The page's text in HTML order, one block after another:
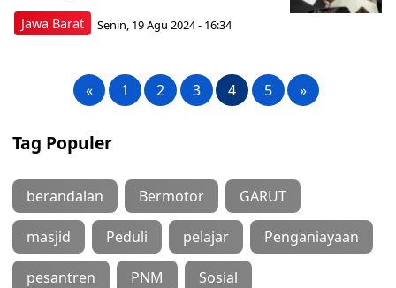
Jawa Barat Senin, 19 Agu 2024 - 16:34
« 1 2 3 4 5 »
Tag Populer
berandalan Bermotor GARUT
masjid Peduli pelajar Penganiayaan
pesantren PNM Sosial